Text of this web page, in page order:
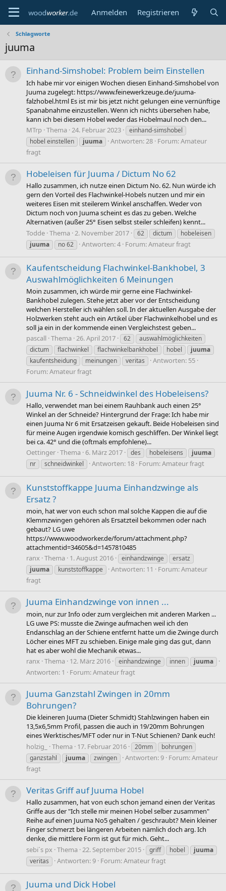
Anmelden Registrieren
Schlagworte
juuma
Einhand-Simshobel: Problem beim Einstellen
Ich habe mir vor einigen Wochen diesen Einhand-Simshobel von
Juuma zugelegt: https://www.feinewerkzeuge.de/juuma-
falzhobel.html Es ist mir bis jetzt nicht gelungen eine vernünftige
Spanabnahme einzustellen. Wenn ich nichts übersehen habe,
kann ich bei diesem Hobel weder das Hobelmaul noch den...
MTrp Thema 24. Februar 2023
einhand-simshobel
hobel einstellen
juuma Antworten: 28 Forum:Amateur
fragt
Hobeleisen für Juuma / Dictum No 62
Hallo zusammen, ich nutze einen Dictum No. 62. Nun würde ich
gern den Vorteil des Flachwinkel-Hobels nutzen und mir ein
weiteres Eisen mit steilerem Winkel anschaffen. Weder von
Dictum noch von Juuma scheint es das zu geben. Welche
Alternativen (außer 25° Eisen selbst steiler schleifen) kennt...
Todde Thema 2. November 2017 62 dictum
hobeleisen
juuma
no 62 Antworten: 4 Forum:Amateur fragt
Kaufentscheidung Flachwinkel-Bankhobel, 3
Auswahlmöglichkeiten 6 Meinungen
Moin zusammen, ich würde mir gerne eine Flachwinkel-
Bankhobel zulegen. Stehe jetzt aber vor der Entscheidung
welchen Hersteller ich wählen soll. In der aktuellen Ausgabe der
Holzwerken steht auch ein Artikel über Flachwinkelhobel und es
soll ja ein in der kommende einen Vergleichstest geben...
pascall Thema 26. April 2017 62
auswahlmöglichkeiten
dictum
flachwinkel flachwinkelbankhobel hobel
juuma
kaufentsheidung
meinungen veritas
Antworten: 55
Forum:Amateur fragt
Juuma Nr. 6 - Schneidwinkel des Hobeleisens?
Hallo, verwendet man bei einem Rauhbank auch einen 25°
Winkel an der Schneide? Hintergrund der Frage: Ich habe mir
einen Juuma Nr 6 mit Ersatzeisen gekauft. Beide Hobeleisen sind
für meine Augen irgendwie komisch geschliffen. Der Winkel liegt
bei ca. 42° und die (oftmals empfohlene)...
Oettinger Thema 6. März 2017 des hobeleisens
juuma
nr
schneidwinkel Antworten: 18 Forum:Amateur fragt
Kunststoffkappe Juuma Einhandzwinge als
Ersatz ?
moin, hat wer von euch schon mal solche Kappen die auf die
Klemmzwingen gehören als Ersatzteil bekommen oder nach
gebaut? LG uwe
https://www.woodworker.de/forum/attachment.php?
attachmentid=34605&d=1457810485
ranx Thema 1. August 2016 einhandzwinge
ersatz
juuma
kunststoffkappe Antworten: 11 Forum:Amateur
fragt
Juuma Einhandzwinge von innen ...
moin, nur zur Info oder zum vergleichen mit anderen Marken ...
LG uwe PS: musste die Zwinge aufmachen weil ich den
Endanschlag an der Schiene entfernt hatte um die Zwinge durch
Löcher eines MFT zu schieben. Einige male ging das gut, dann
hat es aber wohl die Mechanik etwas...
ranx Thema 12. März 2016 einhandzwinge innen juuma
Antworten: 1 Forum:Amateur fragt
Juuma Ganzstahl Zwingen in 20mm
Bohrungen?
Die kleineren Juuma (Dieter Schmidt) Stahlzwingen haben ein
13,5x6,5mm Profil, passen die auch in 19/20mm Bohrungen
eines Werktisches/MFT oder nur in T-Nut Schienen? Dank euch!
holzig_
Thema 17. Februar 2016 20mm
bohrungen
ganzstahl
juuma zwingen Antworten: 9 Forum:Amateur
fragt
Veritas Griff auf Juuma Hobel
Hallo zusammen, hat von euch schon jemand einen der Veritas
Griffe aus der "Ich stelle mir meinen Hobel selber zusammen"
Reihe auf einen Juuma No5 gehalten / geschraubt? Mein kleiner
Finger schmerzt bei längeren Arbeiten nämlich doch arg. Ich
denke, die mittlere Form ist gut für mich. Geht...
sebi´s px Thema 22. September 2015 griff hobel
juuma
veritas
Antworten: 9 Forum:Amateur fragt
Juuma und Dick Hobel